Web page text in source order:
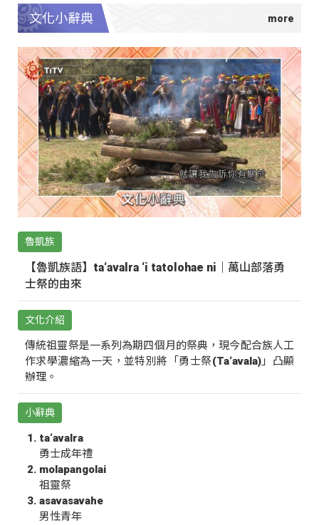
文化小辭典
魯凱族
【魯凱族語】ta‘avalra ‘i tatolohae ni｜萬山部落勇
士祭的由來
文化介紹
傳統祖靈祭是一系列為期四個月的祭典，現今配合族人工
作求學濃縮為一天，並特別將「勇士祭(Ta‘avala)」凸顯
辦理。
小辭典
ta‘avalra
勇士成年禮
molapangolai
祖靈祭
asavasavahe
男性青年